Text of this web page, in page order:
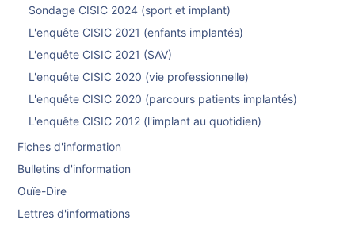
Sondage CISIC 2024 (sport et implant)
L'enquête CISIC 2021 (enfants implantés)
L'enquête CISIC 2021 (SAV)
L'enquête CISIC 2020 (vie professionnelle)
L'enquête CISIC 2020 (parcours patients implantés)
L'enquête CISIC 2012 (l'implant au quotidien)
Fiches d'information
Bulletins d'information
Ouïe-Dire
Lettres d'informations